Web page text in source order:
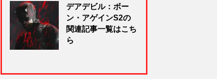
デアデビル：ボー
ン・アゲインS2の
関連記事一覧はこち
ら